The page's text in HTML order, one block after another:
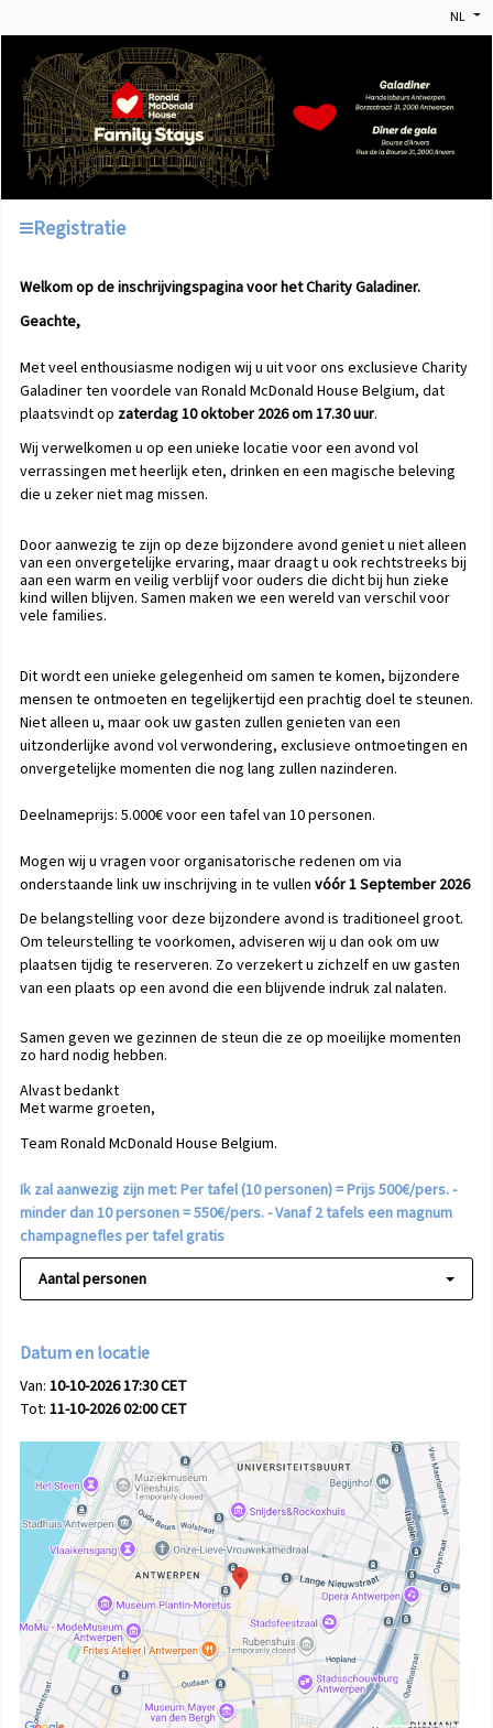
NL
Registratie
Welkom op de inschrijvingspagina voor het Charity Galadiner.
Geachte,
Met veel enthousiasme nodigen wij u uit voor ons exclusieve Charity
Galadiner ten voordele van Ronald McDonald House Belgium, dat
plaatsvindt op zaterdag 10 oktober 2026 om 17.30 uur.
Wij verwelkomen u op een unieke locatie voor een avond vol
verrassingen met heerlijk eten, drinken en een magische beleving
die u zeker niet mag missen.
Door aanwezig te zijn op deze bijzondere avond geniet u niet alleen
van een onvergetelijke ervaring, maar draagt u ook rechtstreeks bij
aan een warm en veilig verblijf voor ouders die dicht bij hun zieke
kind willen blijven. Samen maken we een wereld van verschil voor
vele families.
Dit wordt een unieke gelegenheid om samen te komen, bijzondere
mensen te ontmoeten en tegelijkertijd een prachtig doel te steunen.
Niet alleen u, maar ook uw gasten zullen genieten van een
uitzonderlijke avond vol verwondering, exclusieve ontmoetingen en
onvergetelijke momenten die nog lang zullen nazinderen.
Deelnameprijs: 5.000€ voor een tafel van 10 personen.
Mogen wij u vragen voor organisatorische redenen om via
onderstaande link uw inschrijving in te vullen vóór 1 September 2026
De belangstelling voor deze bijzondere avond is traditioneel groot.
Om teleurstelling te voorkomen, adviseren wij u dan ook om uw
plaatsen tijdig te reserveren. Zo verzekert u zichzelf en uw gasten
van een plaats op een avond die een blijvende indruk zal nalaten.
Samen geven we gezinnen de steun die ze op moeilijke momenten
zo hard nodig hebben.
Alvast bedankt
Met warme groeten,
Team Ronald McDonald House Belgium.
Ik zal aanwezig zijn met: Per tafel (10 personen) = Prijs 500€/pers. -
minder dan 10 personen = 550€/pers. - Vanaf 2 tafels een magnum
champagnefles per tafel gratis
Aantal personen
Datum en locatie
Van: 10-10-2026 17:30 CET
Tot: 11-10-2026 02:00 CET